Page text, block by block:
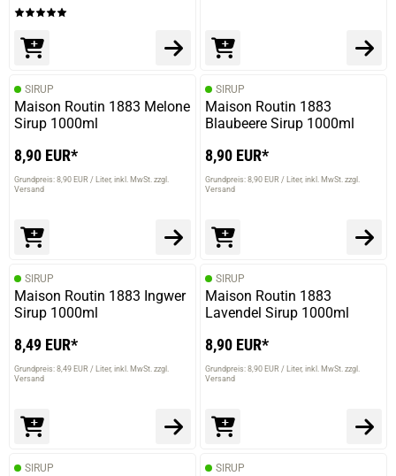
SIRUP
Maison Routin 1883 Melone
Sirup 1000ml
8,90 EUR*
Grundpreis: 8,90 EUR / Liter inkl. MwSt. zzgl.
Versand
SIRUP
Maison Routin 1883
Blaubeere Sirup 1000ml
8,90 EUR*
Grundpreis: 8,90 EUR / Liter inkl. MwSt. zzgl.
Versand
SIRUP
Maison Routin 1883 Ingwer
Sirup 1000ml
8,49 EUR*
Grundpreis: 8,49 EUR / Liter inkl. MwSt. zzgl.
Versand
SIRUP
Maison Routin 1883
Lavendel Sirup 1000ml
8,90 EUR*
Grundpreis: 8,90 EUR / Liter inkl. MwSt. zzgl.
Versand
SIRUP SIRUP